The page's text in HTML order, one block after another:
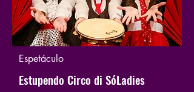
Espetáculo
Estupendo Circo di SóLadies